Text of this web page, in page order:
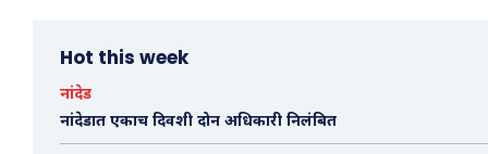
Hot this week
नांदेड
नांदेडात एकाच दिवशी दोन अधिकारी निलंबित